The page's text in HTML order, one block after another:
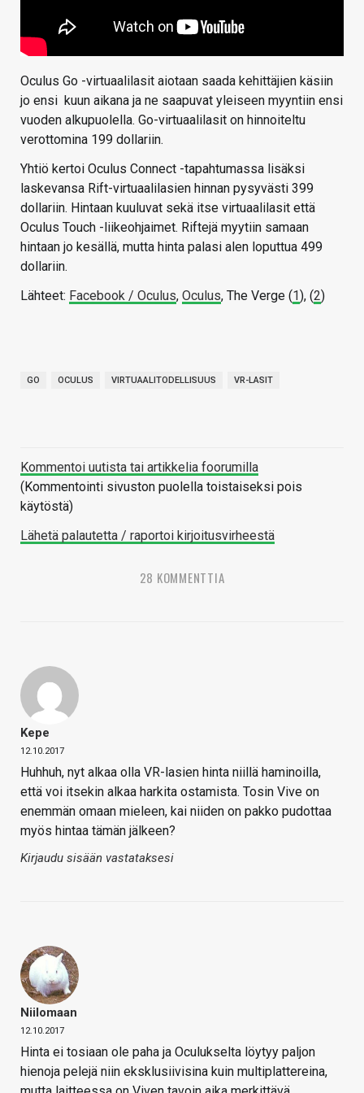
Oculus Go -virtuaalilasit aiotaan saada kehittäjien käsiin
jo ensi kuun aikana ja ne saapuvat yleiseen myyntiin ensi
vuoden alkupuolella. Go-virtuaalilasit on hinnoiteltu
verottomina 199 dollariin.
Yhtiö kertoi Oculus Connect -tapahtumassa lisäksi
laskevansa Rift-virtuaalilasien hinnan pysyvästi 399
dollariin. Hintaan kuuluvat sekä itse virtuaalilasit että
Oculus Touch -liikeohjaimet. Riftejä myytiin samaan
hintaan jo kesällä, mutta hinta palasi alen loputtua 499
dollariin.
Lähteet: Facebook / Oculus, Oculus, The Verge (1), (2)
GO OCULUS VIRTUAALITODELLISUUS VR-LASIT
Kommentoi uutista tai artikkelia foorumilla
(Kommentointi sivuston puolella toistaiseksi pois
käytöstä)
Lähetä palautetta / raportoi kirjoitusvirheestä
28 KOMMENTTIA
Kepe
12.10.2017
Huhhuh, nyt alkaa olla VR-lasien hinta niillä haminoilla,
että voi itsekin alkaa harkita ostamista. Tosin Vive on
enemmän omaan mieleen, kai niiden on pakko pudottaa
myös hintaa tämän jälkeen?
Kirjaudu sisään vastataksesi
Niilomaan
12.10.2017
Hinta ei tosiaan ole paha ja Oculukselta löytyy paljon
hienoja pelejä niin eksklusiivisina kuin multiplattereina,